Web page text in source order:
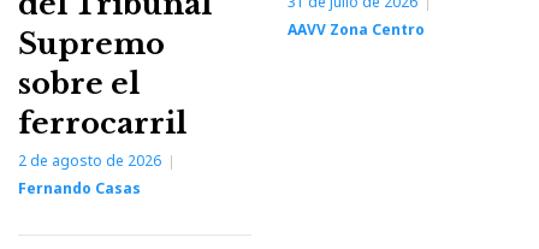
Supremo
sobre el
ferrocarril
2 de agosto de 2026
Fernando Casas
AAVV Zona Centro